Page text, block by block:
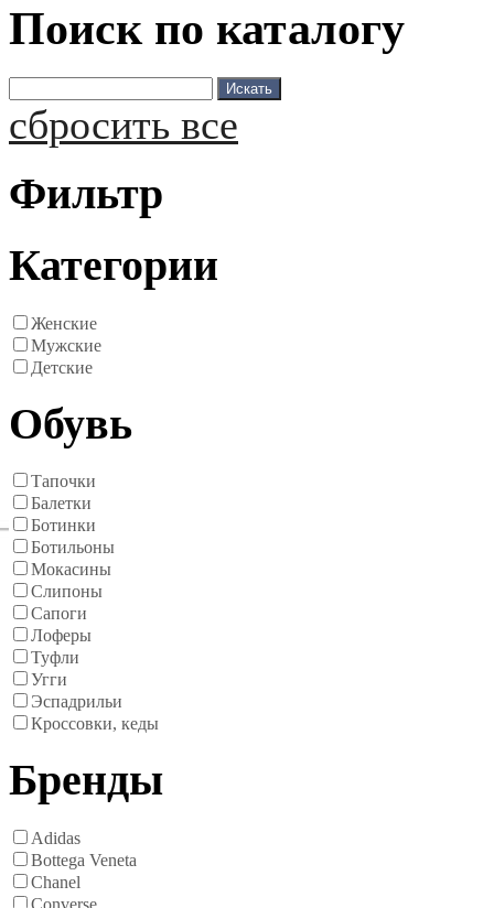
Поиск по каталогу
сбросить все
Фильтр
Категории
Женские
Мужские
Детские
Обувь
Тапочки
Балетки
Ботинки
Ботильоны
Мокасины
Слипоны
Сапоги
Лоферы
Туфли
Угги
Эспадрильи
Кроссовки, кеды
Бренды
Adidas
Bottega Veneta
Chanel
Converse